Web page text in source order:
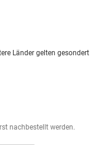
Länder gelten gesondert
nachbestellt werden.